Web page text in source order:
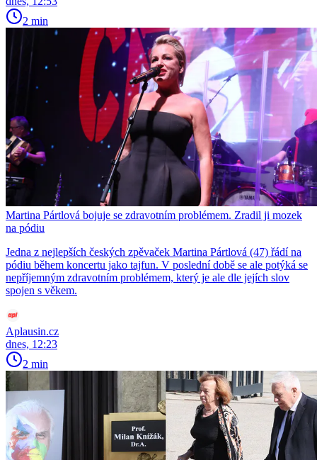
2 min
Martina Pártlová bojuje se zdravotním problémem. Zradil ji mozek
na pódiu
Jedna z nejlepších českých zpěvaček Martina Pártlová (47) řádí na
pódiu během koncertu jako tajfun. V poslední době se ale potýká se
nepříjemným zdravotním problémem, který je ale dle jejích slov
spojen s věkem.
Aplausin.cz
dnes, 12:23
2 min